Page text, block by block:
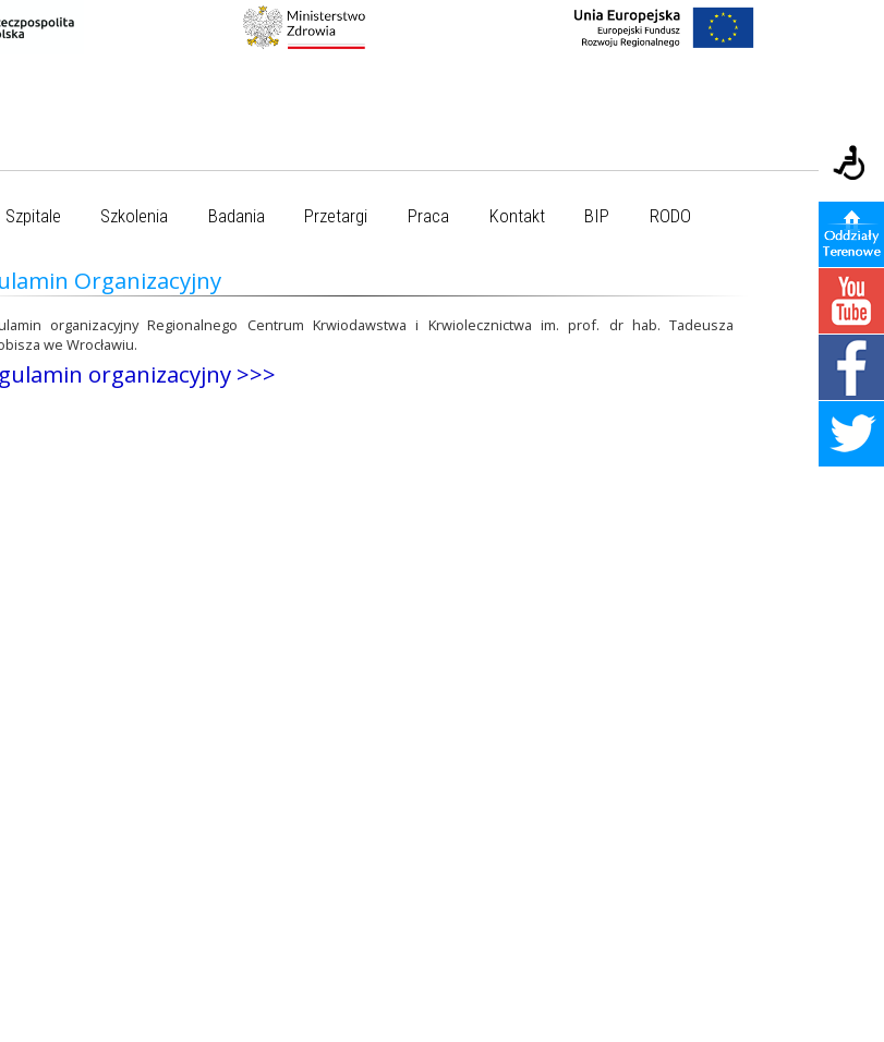
Szpitale Szkolenia Badania Przetargi Praca Kontakt BIP RODO
Organizacyjny
organizacyjny Regionalnego Centrum Krwiodawstwa i Krwiolecznictwa im. prof. dr hab. Tadeusza
we Wrocławiu.
organizacyjny >>>